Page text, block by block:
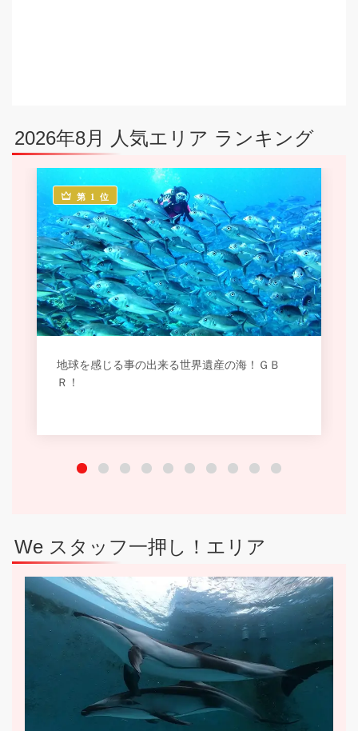
2026年8月 人気エリア ランキング
第 1 位
地球を感じる事の出来る世界遺産の海！ＧＢ
Ｒ！
We スタッフ一押し！エリア